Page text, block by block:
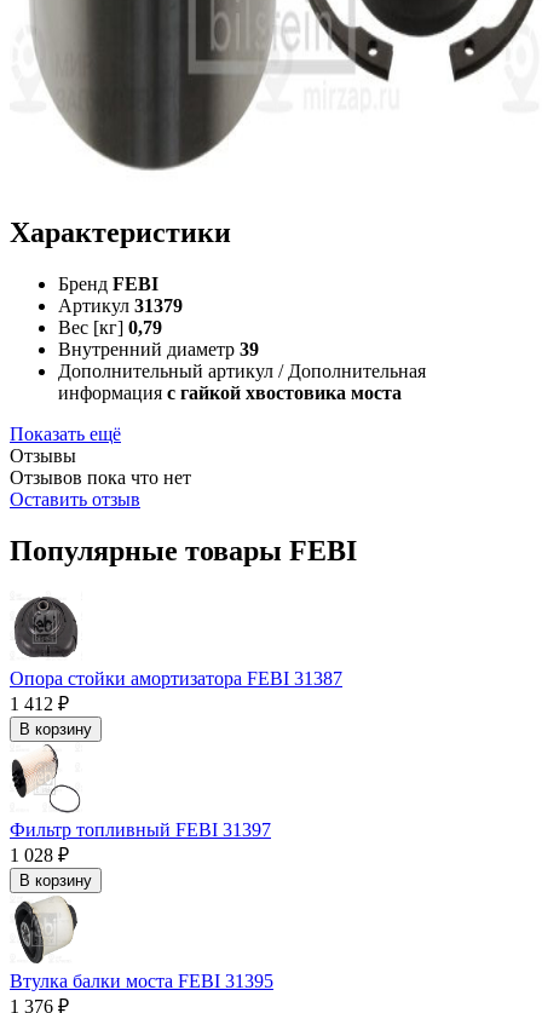
Характеристики
Бренд FEBI
Артикул 31379
Вес [кг] 0,79
Внутренний диаметр 39
Дополнительный артикул / Дополнительная
информация с гайкой хвостовика моста
Показать ещё
Отзывы
Отзывов пока что нет
Оставить отзыв
Популярные товары FEBI
Опора стойки амортизатора FEBI 31387
1 412 ₽
В корзину
Фильтр топливный FEBI 31397
1 028 ₽
В корзину
Втулка балки моста FEBI 31395
1 376 ₽